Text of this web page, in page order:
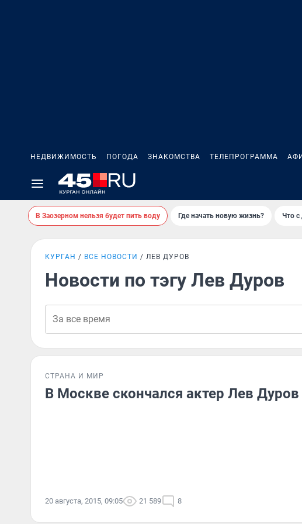
НЕДВИЖИМОСТЬ ПОГОДА ЗНАКОМСТВА ТЕЛЕПРОГРАММА
В Заозерном нельзя будет пить воду Где начать новую жизнь? Что с
КУРГАН ВСЕ НОВОСТИ ЛЕВ ДУРОВ
Новости по тэгу Лев Дуров
СТРАНА И МИР
В Москве скончался актер Лев Дуров
20 августа, 2015, 09:05 21 589 8